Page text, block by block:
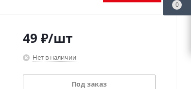
49 ₽/шт
Нет в наличии
Под заказ
0